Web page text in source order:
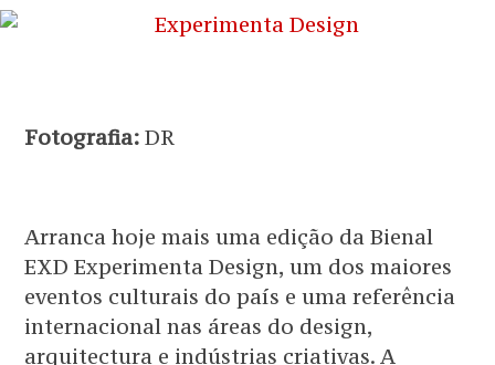
Fotografia: DR
Arranca hoje mais uma edição da Bienal
EXD Experimenta Design, um dos maiores
eventos culturais do país e uma referência
internacional nas áreas do design,
arquitectura e indústrias criativas. A